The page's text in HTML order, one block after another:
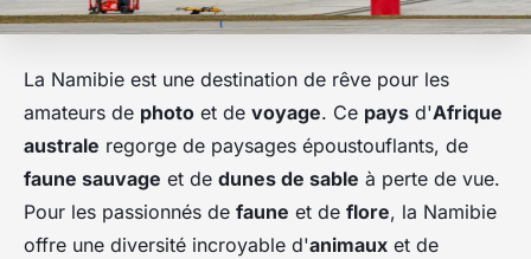
La Namibie est une destination de rêve pour les
amateurs de photo et de voyage. Ce pays d'Afrique
australe regorge de paysages époustouflants, de
faune sauvage et de dunes de sable à perte de vue.
Pour les passionnés de faune et de flore, la Namibie
offre une diversité incroyable d'animaux et de